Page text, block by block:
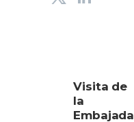
Visita de
la
Embajada